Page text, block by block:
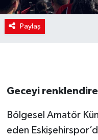
Paylaş
Geceyi
Bölgesel Amatör
eden